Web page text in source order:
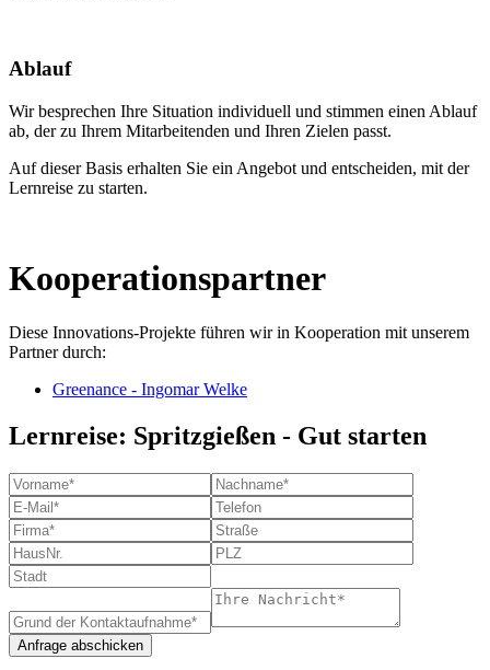
Ablauf
Wir besprechen Ihre Situation individuell und stimmen einen Ablauf
ab, der zu Ihrem Mitarbeitenden und Ihren Zielen passt.
Auf dieser Basis erhalten Sie ein Angebot und entscheiden, mit der
Lernreise zu starten.
Kooperationspartner
Diese Innovations-Projekte führen wir in Kooperation mit unserem
Partner durch:
Greenance - Ingomar Welke
Lernreise: Spritzgießen - Gut starten